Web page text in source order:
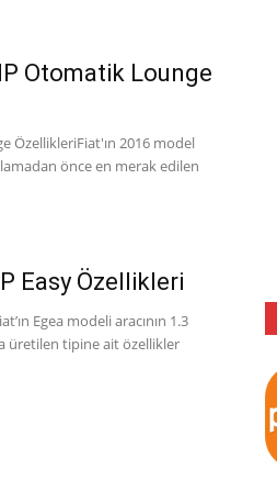
Otomatik Lounge
ÖzellikleriFiat'ın 2016 model
önce en merak edilen
Easy Özellikleri
Egea modeli aracının 1.3
üretilen tipine ait özellikler